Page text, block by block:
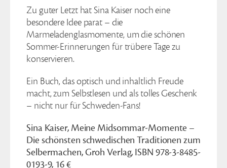
Zu guter Letzt hat Sina Kaiser noch eine
besondere Idee parat – die
Marmeladenglasmomente, um die schönen
Sommer-Erinnerungen für trübere Tage zu
konservieren.
Ein Buch, das optisch und inhaltlich Freude
macht, zum Selbstlesen und als tolles Geschenk
– nicht nur für Schweden-Fans!
Sina Kaiser, Meine Midsommar-Momente –
Die schönsten schwedischen Traditionen zum
Selbermachen, Groh Verlag, ISBN 978-3-8485-
0193-9, 16 €